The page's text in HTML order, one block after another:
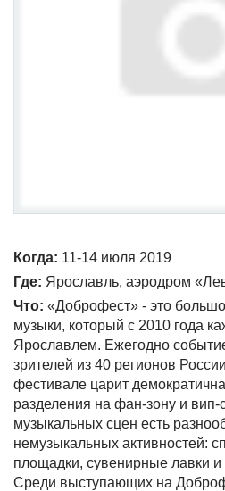
Когда: 11-14 июля 2019
Где: Ярославль, аэродром
Что: «Доброфест» - это
музыки, который с 2010 года
Ярославлем. Ежегодно
зрителей из 40 регионов
фестивале царит
разделения на фан-зону и
музыкальных сцен есть
немузыкальных активностей:
площадки, сувенирные лавки и
Среди выступающих на